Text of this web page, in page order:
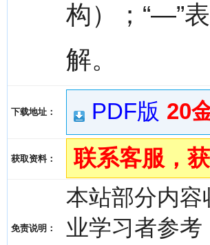
构）；“—”
解。
下载地址： PDF版 20
获取资料： 联系客服，
免责说明：
本站部分内
业学习者参